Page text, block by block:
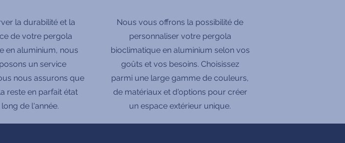
la durabilité et la
de votre pergola
en aluminium, nous
un service
nous assurons que
reste en parfait état
de l'année.
Nous vous offrons la possibilité de
personnaliser votre pergola
bioclimatique en aluminium selon vos
goûts et vos besoins. Choisissez
parmi une large gamme de couleurs,
de matériaux et d'options pour créer
un espace extérieur unique.